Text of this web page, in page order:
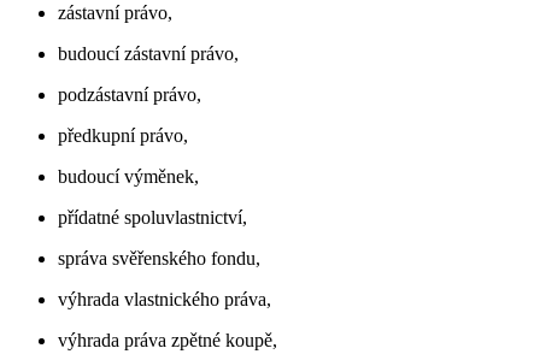
zástavní právo,
budoucí zástavní právo,
podzástavní právo,
předkupní právo,
budoucí výměnek,
přídatné spoluvlastnictví,
správa svěřenského fondu,
výhrada vlastnického práva,
výhrada práva zpětné koupě,